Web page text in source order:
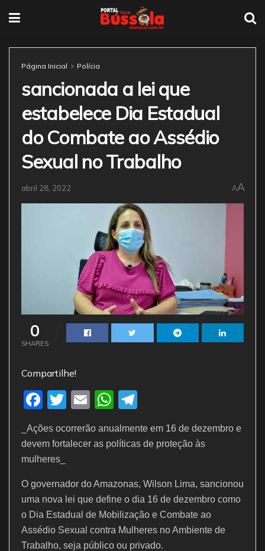
Página Inicial Polícia
sancionada a lei que
estabelece Dia Estadual
do Combate ao Assédio
Sexual no Trabalho
abril 28, 2022 AA
0
SHARES
Compartilhe!
F
c
e
o
o
k
T
itt
E
ai
W
h
at
p
p
e
a
m
_Ações ocorrerão anualmente em 16 de dezembro e
devem fortalecer as políticas de proteção às
mulheres_
O governador do Amazonas, Wilson Lima, sancionou
uma nova lei que define o dia 16 de dezembro como
o Dia Estadual de Mobilização e Combate ao
Assédio Sexual contra Mulheres no Ambiente de
Trabalho, seja público ou privado.